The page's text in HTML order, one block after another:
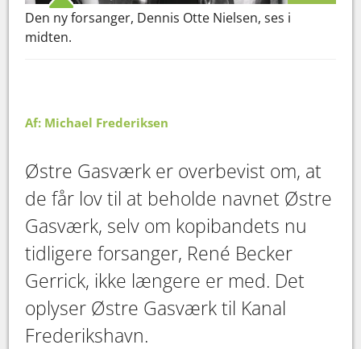
Den ny forsanger, Dennis Otte Nielsen, ses i
midten.
Af: Michael Frederiksen
Østre Gasværk er overbevist om, at
de får lov til at beholde navnet Østre
Gasværk, selv om kopibandets nu
tidligere forsanger, René Becker
Gerrick, ikke længere er med. Det
oplyser Østre Gasværk til Kanal
Frederikshavn.